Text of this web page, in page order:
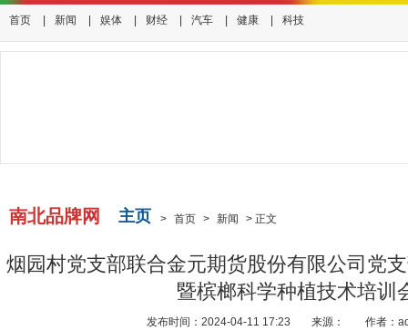
首页 新闻 娱体 财经 汽车 健康 科技
南北品牌网 主页 > 首页 > 新闻 > 正文
烟园村党支部联合金元期货股份有限公司党
暨槟榔科学种植技术培训
发布时间：2024-04-11 17:23 来源： 作者：